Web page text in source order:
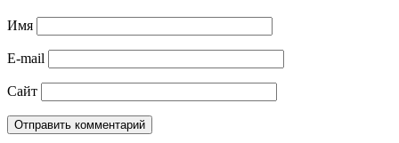
Имя
E-mail
Сайт